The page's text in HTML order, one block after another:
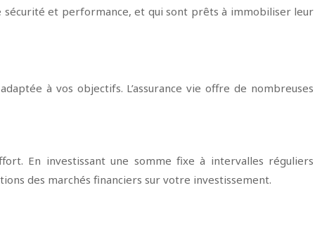
sécurité et performance, et qui sont prêts à immobiliser leur
à vos objectifs. L’assurance vie offre de nombreuses
En investissant une somme fixe à intervalles réguliers
des marchés financiers sur votre investissement.